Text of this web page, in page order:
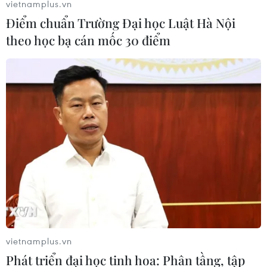
AfDB cảnh báo "siêu" El Nino có thể
khiến châu Phi thiệt hại 20 tỷ USD
26/07/2026 15:42
Algeria xây dựng cơ chế quốc gia
kiểm chứng thông tin nhằm chống
tin giả
26/07/2026 14:50
"Siêu quần thể" cá voi lưng gù đối
mặt rủi ro hàng hải
26/07/2026 10:27
vietnamplus.vn
Điểm chuẩn Trường Đại học Luật Hà Nội
theo học bạ cán mốc 30 điểm
vietnamplus.vn
Phát triển đại học tinh hoa: Phân tầng, tập